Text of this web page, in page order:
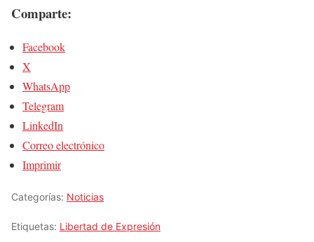
Comparte:
Facebook
X
WhatsApp
Telegram
LinkedIn
Correo electrónico
Imprimir
Categorías: Noticias
Etiquetas: Libertad de Expresión